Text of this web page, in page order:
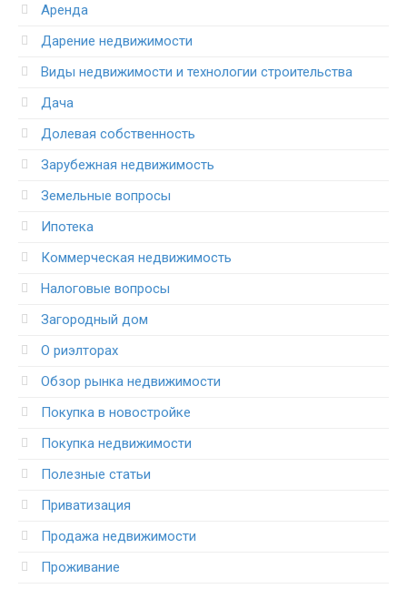
Аренда
Дарение недвижимости
Виды недвижимости и технологии строительства
Дача
Долевая собственность
Зарубежная недвижимость
Земельные вопросы
Ипотека
Коммерческая недвижимость
Налоговые вопросы
Загородный дом
О риэлторах
Обзор рынка недвижимости
Покупка в новостройке
Покупка недвижимости
Полезные статьи
Приватизация
Продажа недвижимости
Проживание